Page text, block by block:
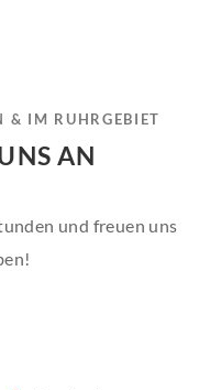
& IM RUHRGEBIET
AN
und freuen uns